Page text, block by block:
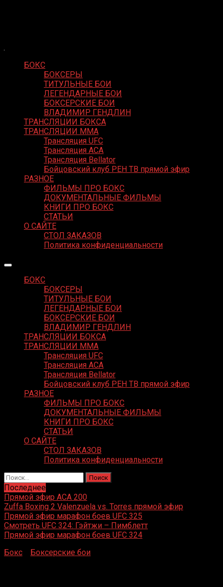
БОКС
БОКСЕРЫ
ТИТУЛЬНЫЕ БОИ
ЛЕГЕНДАРНЫЕ БОИ
БОКСЕРСКИЕ БОИ
ВЛАДИМИР ГЕНДЛИН
ТРАНСЛЯЦИИ БОКСА
ТРАНСЛЯЦИИ MMA
Трансляция UFC
Трансляция ACA
Трансляция Bellator
Бойцовский клуб РЕН ТВ прямой эфир
РАЗНОЕ
ФИЛЬМЫ ПРО БОКС
ДОКУМЕНТАЛЬНЫЕ ФИЛЬМЫ
КНИГИ ПРО БОКС
СТАТЬИ
О САЙТЕ
СТОЛ ЗАКАЗОВ
Политика конфиденциальности
БОКС
БОКСЕРЫ
ТИТУЛЬНЫЕ БОИ
ЛЕГЕНДАРНЫЕ БОИ
БОКСЕРСКИЕ БОИ
ВЛАДИМИР ГЕНДЛИН
ТРАНСЛЯЦИИ БОКСА
ТРАНСЛЯЦИИ MMA
Трансляция UFC
Трансляция ACA
Трансляция Bellator
Бойцовский клуб РЕН ТВ прямой эфир
РАЗНОЕ
ФИЛЬМЫ ПРО БОКС
ДОКУМЕНТАЛЬНЫЕ ФИЛЬМЫ
КНИГИ ПРО БОКС
СТАТЬИ
О САЙТЕ
СТОЛ ЗАКАЗОВ
Политика конфиденциальности
Найти:
Последнее
Прямой эфир ACA 200
Zuffa Boxing 2 Valenzuela vs. Torres прямой эфир
Прямой эфир марафон боев UFC 325
Смотреть UFC 324: Гэйтжи – Пимблетт
Прямой эфир марафон боев UFC 324
Бокс
Боксерские бои